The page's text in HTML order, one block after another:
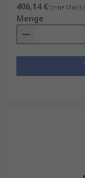
406,14 €(ohne MwSt.)
Menge